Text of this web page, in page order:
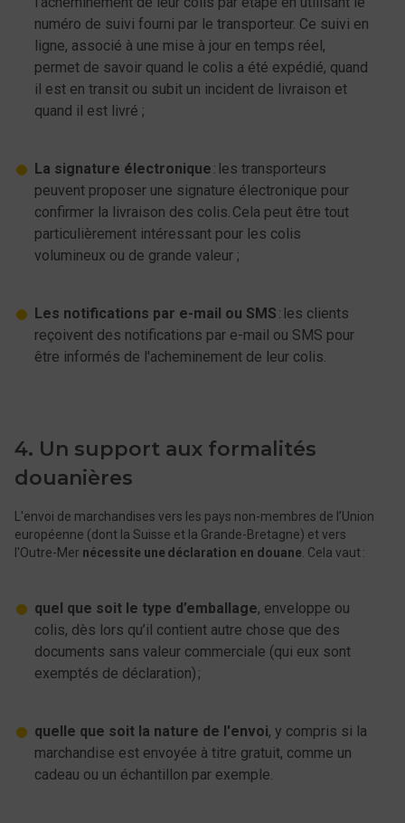
numéro de suivi fourni par le transporteur. Ce suivi en
ligne, associé à une mise à jour en temps réel,
permet de savoir quand le colis a été expédié, quand
il est en transit ou subit un incident de livraison et
quand il est livré ;
La signature électronique : les transporteurs
peuvent proposer une signature électronique pour
confirmer la livraison des colis. Cela peut être tout
particulièrement intéressant pour les colis
volumineux ou de grande valeur ;
Les notifications par e-mail ou SMS : les clients
reçoivent des notifications par e-mail ou SMS pour
être informés de l'acheminement de leur colis.
4. Un support aux formalités
douanières
L'envoi de marchandises vers les pays non-membres de l’Union
européenne (dont la Suisse et la Grande-Bretagne) et vers
l'Outre-Mer nécessite une déclaration en douane . Cela vaut :
quel que soit le type d’emballage, enveloppe ou
colis, dès lors qu’il contient autre chose que des
documents sans valeur commerciale (qui eux sont
exemptés de déclaration) ;
quelle que soit la nature de l'envoi, y compris si la
marchandise est envoyée à titre gratuit, comme un
cadeau ou un échantillon par exemple.